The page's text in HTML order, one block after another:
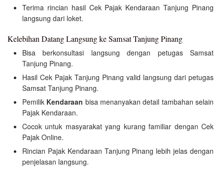
Terima rincian hasil Cek Pajak Kendaraan Tanjung Pinang
langsung dari loket.
Kelebihan Datang Langsung ke Samsat Tanjung Pinang
Bisa berkonsultasi langsung dengan petugas Samsat
Tanjung Pinang.
Hasil Cek Pajak Tanjung Pinang valid langsung dari petugas
Samsat Tanjung Pinang.
Pemilik Kendaraan bisa menanyakan detail tambahan selain
Pajak Kendaraan.
Cocok untuk masyarakat yang kurang familiar dengan Cek
Pajak Online.
Rincian Pajak Kendaraan Tanjung Pinang lebih jelas dengan
penjelasan langsung.